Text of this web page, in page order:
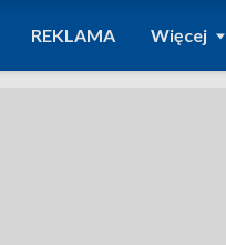
REKLAMA Więcej